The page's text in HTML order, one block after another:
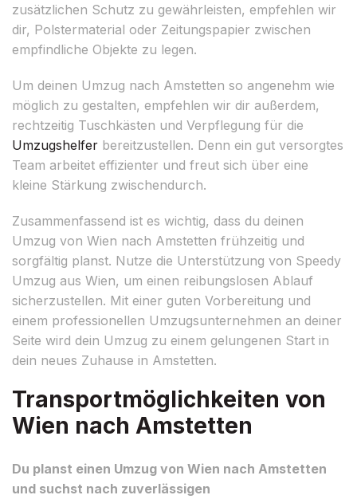
zusätzlichen Schutz zu gewährleisten, empfehlen wir
dir, Polstermaterial oder Zeitungspapier zwischen
empfindliche Objekte zu legen.
Um deinen Umzug nach Amstetten so angenehm wie
möglich zu gestalten, empfehlen wir dir außerdem,
rechtzeitig Tuschkästen und Verpflegung für die
Umzugshelfer bereitzustellen. Denn ein gut versorgtes
Team arbeitet effizienter und freut sich über eine
kleine Stärkung zwischendurch.
Zusammenfassend ist es wichtig, dass du deinen
Umzug von Wien nach Amstetten frühzeitig und
sorgfältig planst. Nutze die Unterstützung von Speedy
Umzug aus Wien, um einen reibungslosen Ablauf
sicherzustellen. Mit einer guten Vorbereitung und
einem professionellen Umzugsunternehmen an deiner
Seite wird dein Umzug zu einem gelungenen Start in
dein neues Zuhause in Amstetten.
Transportmöglichkeiten von
Wien nach Amstetten
Du planst einen Umzug von Wien nach Amstetten
und suchst nach zuverlässigen